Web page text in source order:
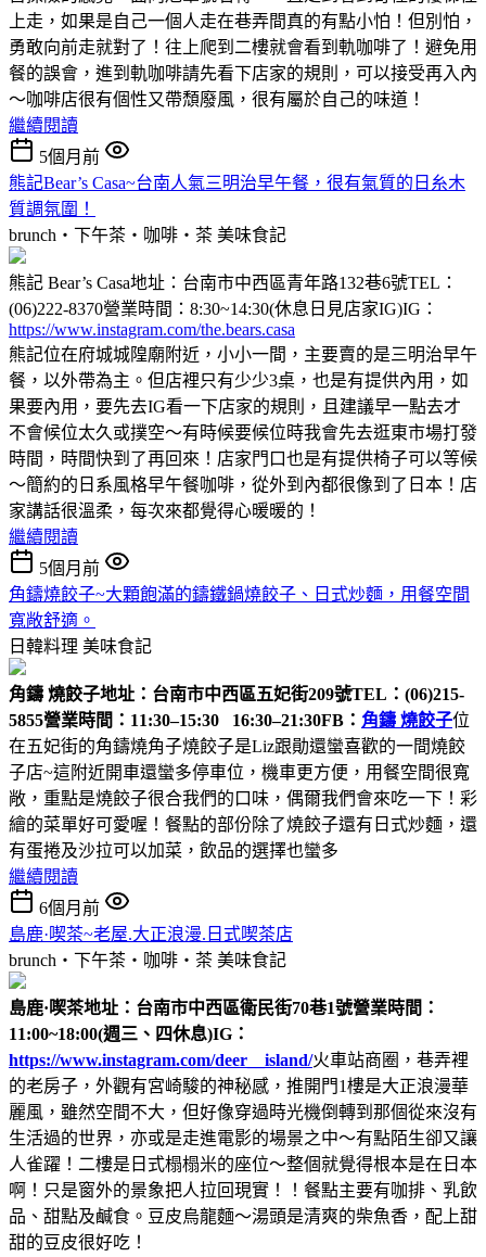
上走，如果是自己一個人走在巷弄間真的有點小怕！但別怕，
勇敢向前走就對了！往上爬到二樓就會看到軌咖啡了！避免用
餐的誤會，進到軌咖啡請先看下店家的規則，可以接受再入內
～咖啡店很有個性又帶頹廢風，很有屬於自己的味道！
繼續閱讀
5個月前
熊記Bear’s Casa~台南人氣三明治早午餐，很有氣質的日糸木
質調氛圍！
brunch‧下午茶‧咖啡‧茶 美味食記
熊記 Bear’s Casa地址：台南市中西區青年路132巷6號TEL：
(06)222-8370營業時間：8:30~14:30(休息日見店家IG)IG：
https://www.instagram.com/the.bears.casa
熊記位在府城城隍廟附近，小小一間，主要賣的是三明治早午
餐，以外帶為主。但店裡只有少少3桌，也是有提供內用，如
果要內用，要先去IG看一下店家的規則，且建議早一點去才
不會候位太久或撲空～有時候要候位時我會先去逛東市場打發
時間，時間快到了再回來！店家門口也是有提供椅子可以等候
～簡約的日系風格早午餐咖啡，從外到內都很像到了日本！店
家講話很溫柔，每次來都覺得心暖暖的！
繼續閱讀
5個月前
角鑄燒餃子~大顆飽滿的鑄鐵鍋燒餃子、日式炒麵，用餐空間
寬敞舒適。
日韓料理 美味食記
角鑄 燒餃子地址：台南市中西區五妃街209號TEL：(06)215-
5855營業時間：11:30–15:30 16:30–21:30FB： 角鑄 燒餃子位
在五妃街的角鑄燒角子燒餃子是Liz跟勛還蠻喜歡的一間燒餃
子店~這附近開車還蠻多停車位，機車更方便，用餐空間很寬
敞，重點是燒餃子很合我們的口味，偶爾我們會來吃一下！彩
繪的菜單好可愛喔！餐點的部份除了燒餃子還有日式炒麵，還
有蛋捲及沙拉可以加菜，飲品的選擇也蠻多
繼續閱讀
6個月前
島鹿·喫茶~老屋.大正浪漫.日式喫茶店
brunch‧下午茶‧咖啡‧茶 美味食記
島鹿·喫茶地址：台南市中西區衛民街70巷1號營業時間：
11:00~18:00(週三、四休息)IG：
https://www.instagram.com/deer__island/火車站商圈，巷弄裡
的老房子，外觀有宮崎駿的神秘感，推開門1樓是大正浪漫華
麗風，雖然空間不大，但好像穿過時光機倒轉到那個從來沒有
生活過的世界，亦或是走進電影的場景之中～有點陌生卻又讓
人雀躍！二樓是日式榻榻米的座位～整個就覺得根本是在日本
啊！只是窗外的景象把人拉回現實！！餐點主要有咖排、乳飲
品、甜點及鹹食。豆皮烏龍麵～湯頭是清爽的柴魚香，配上甜
甜的豆皮很好吃！